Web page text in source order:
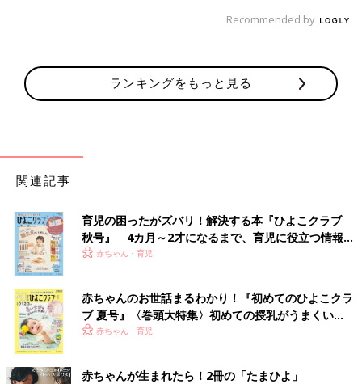
Recommended by
ランキングをもっと見る
関連記事
育児の困ったがズバリ！解決する本『ひよこクラブ
秋号』 4カ月～2才になるまで、育児に役立つ情報が
いっぱい！
赤ちゃん・育児
赤ちゃんのお世話まるわかり！『初めてのひよこクラ
ブ 夏号』〈巻頭大特集〉初めての授乳がうまくい
く！ おっぱい・ミルクの基本と夏のトラブル 解決テ
赤ちゃん・育児
赤ちゃんが生まれたら！2冊の「たまひよ」